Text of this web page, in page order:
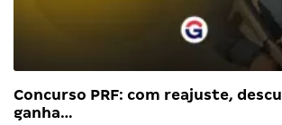
Concurso PRF: com reajuste,
ganha…